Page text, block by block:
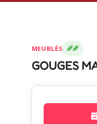
MEUBLÉS
GOUGES